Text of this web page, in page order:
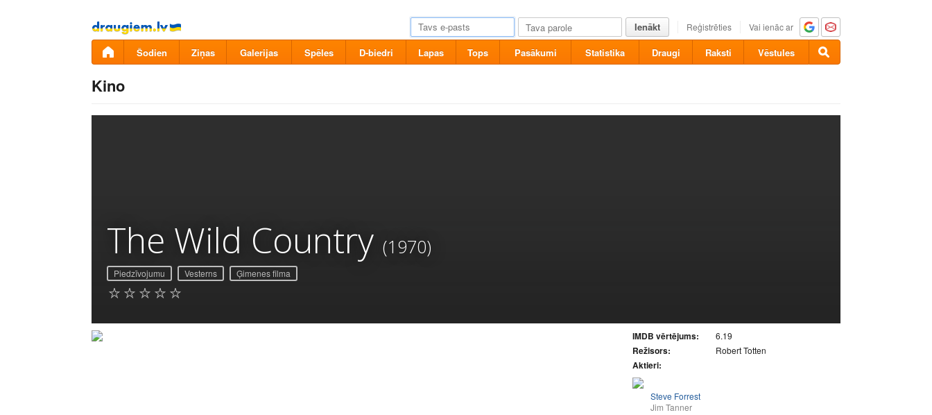
Pāriet
uz
saturu
Ienākt Reģistrēties Vai ienāc ar
Šodien Ziņas Galerijas Spēles D-biedri Lapas Tops Pasākumi Statistika Draugi Raksti Vēstules
Kino
The Wild Country (1970)
Piedzīvojumu Vesterns Ģimenes filma
IMDB vērtējums: 6.19
Režisors: Robert Totten
Aktieri:
Steve Forrest
Jim Tanner